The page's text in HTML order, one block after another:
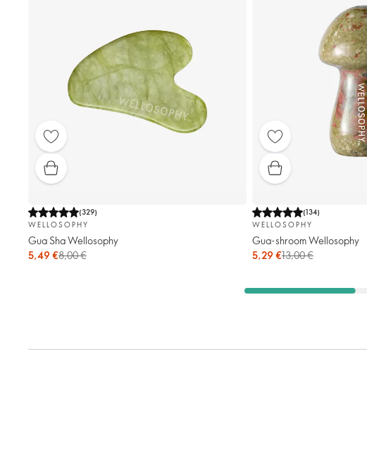
(329)
WELLOSOPHY
Gua Sha Wellosophy
5,49 €8,00 €
(134)
WELLOSOPHY
Gua-shroom Wellosophy
5,29 €13,00 €